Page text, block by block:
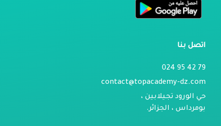
اتصل بنا
79 42 95 024
contact@topacademy-dz.com
حي الورود تجيلابين ،
بومرداس ، الجزائر.